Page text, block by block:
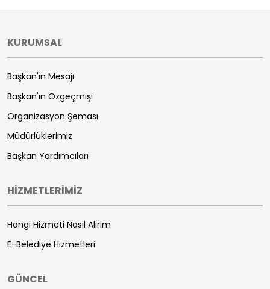
KURUMSAL
Başkan'ın Mesajı
Başkan'ın Özgeçmişi
Organizasyon Şeması
Müdürlüklerimiz
Başkan Yardımcıları
HİZMETLERİMİZ
Hangi Hizmeti Nasıl Alırım
E-Belediye Hizmetleri
GÜNCEL